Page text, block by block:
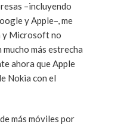
–incluyendo
y Apple–, me
y Microsoft no
más estrecha
ahora que Apple
Nokia con el
más móviles por